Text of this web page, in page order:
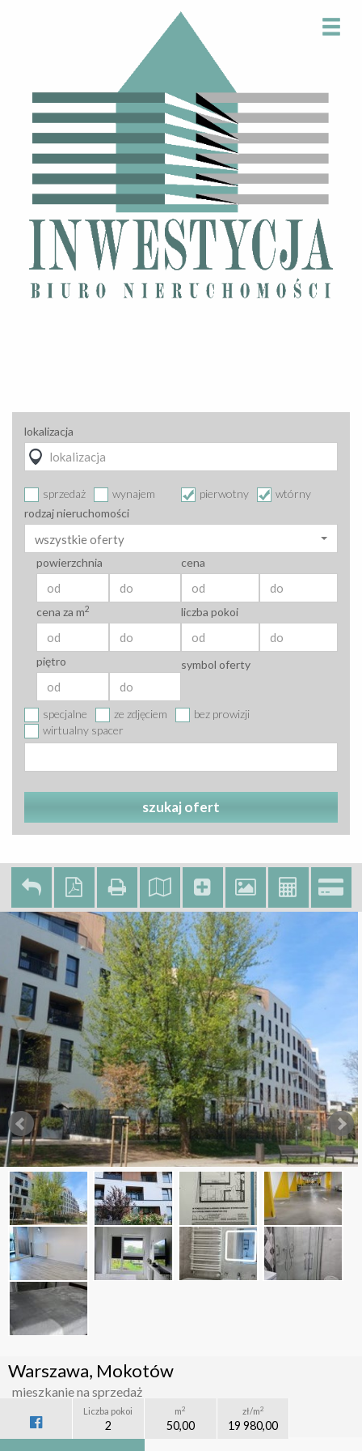
lokalizacja
sprzedaż wynajem pierwotny
wtórny
rodzaj nieruchomości
wszystkie oferty
powierzchnia cena
cena za m2 liczba pokoi
piętro
specjalne ze zdjęciem
bez prowizji
wirtualny spacer
symbol oferty
szukaj ofert
Warszawa, Mokotów
mieszkanie na sprzedaż
Liczba pokoi
2
m2
50,00
zł/m2
19 980,00